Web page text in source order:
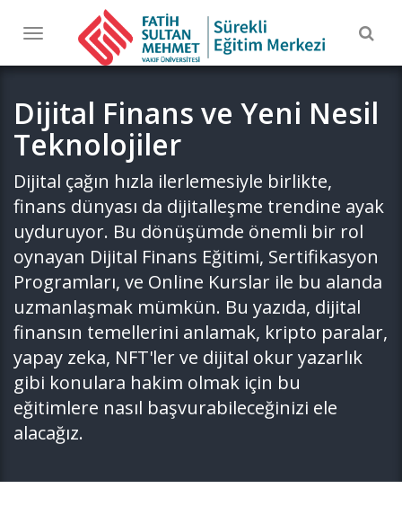
Toggle
navigation
Dijital Finans ve Yeni Nesil
Teknolojiler
Dijital çağın hızla ilerlemesiyle birlikte,
finans dünyası da dijitalleşme trendine ayak
uyduruyor. Bu dönüşümde önemli bir rol
oynayan Dijital Finans Eğitimi, Sertifikasyon
Programları, ve Online Kurslar ile bu alanda
uzmanlaşmak mümkün. Bu yazıda, dijital
finansın temellerini anlamak, kripto paralar,
yapay zeka, NFT'ler ve dijital okur yazarlık
gibi konulara hakim olmak için bu
eğitimlere nasıl başvurabileceğinizi ele
alacağız.